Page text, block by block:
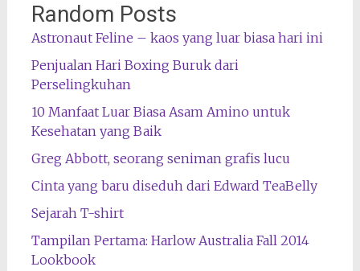
Random Posts
Astronaut Feline – kaos yang luar biasa hari ini
Penjualan Hari Boxing Buruk dari
Perselingkuhan
10 Manfaat Luar Biasa Asam Amino untuk
Kesehatan yang Baik
Greg Abbott, seorang seniman grafis lucu
Cinta yang baru diseduh dari Edward TeaBelly
Sejarah T-shirt
Tampilan Pertama: Harlow Australia Fall 2014
Lookbook